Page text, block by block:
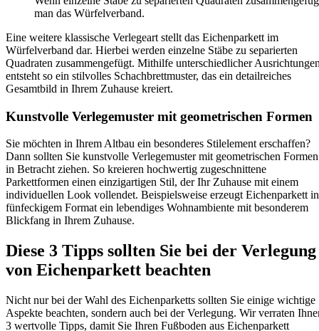
man das Würfelverband.
Eine weitere klassische Verlegeart stellt das Eichenparkett im
Würfelverband dar. Hierbei werden einzelne Stäbe zu separierten
Quadraten zusammengefügt. Mithilfe unterschiedlicher
entsteht so ein stilvolles Schachbrettmuster, das ein detailreiches
Gesamtbild in Ihrem Zuhause kreiert.
Kunstvolle Verlegemuster mit geometrischen Formen
Sie möchten in Ihrem Altbau ein besonderes Stilelement erschaffen?
Dann sollten Sie kunstvolle Verlegemuster mit geometrischen Formen
in Betracht ziehen. So kreieren hochwertig zugeschnittene
Parkettformen einen einzigartigen Stil, der Ihr Zuhause mit einem
individuellen Look vollendet. Beispielsweise erzeugt Eichenparkett in
fünfeckigem Format ein lebendiges Wohnambiente mit besonderem
Blickfang in Ihrem Zuhause.
Diese 3 Tipps sollten Sie bei der Verlegung
von Eichenparkett beachten
Nicht nur bei der Wahl des Eichenparketts sollten Sie einige wichtige
Aspekte beachten, sondern auch bei der Verlegung. Wir verraten
3 wertvolle Tipps, damit Sie Ihren Fußboden aus Eichenparkett